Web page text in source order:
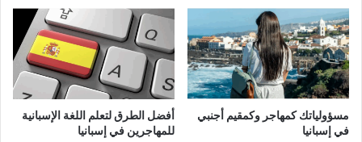
مسؤولياتك كمهاجر وكمقيم أجنبي
في إسبانيا
أفضل الطرق لتعلم اللغة الإسبانية
للمهاجرين في إسبانيا